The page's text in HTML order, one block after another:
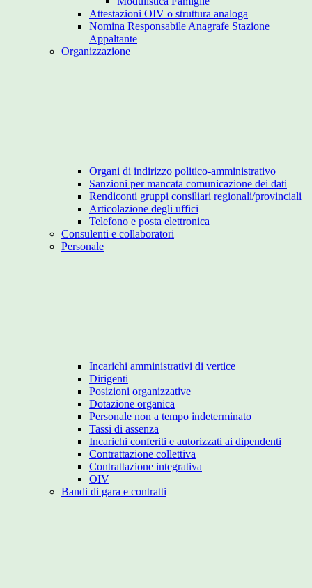
Attestazioni OIV o struttura analoga
Nomina Responsabile Anagrafe Stazione
Appaltante
Organizzazione
Organi di indirizzo politico-amministrativo
Sanzioni per mancata comunicazione dei dati
Rendiconti gruppi consiliari regionali/provinciali
Articolazione degli uffici
Telefono e posta elettronica
Consulenti e collaboratori
Personale
Incarichi amministrativi di vertice
Dirigenti
Posizioni organizzative
Dotazione organica
Personale non a tempo indeterminato
Tassi di assenza
Incarichi conferiti e autorizzati ai dipendenti
Contrattazione collettiva
Contrattazione integrativa
OIV
Bandi di gara e contratti